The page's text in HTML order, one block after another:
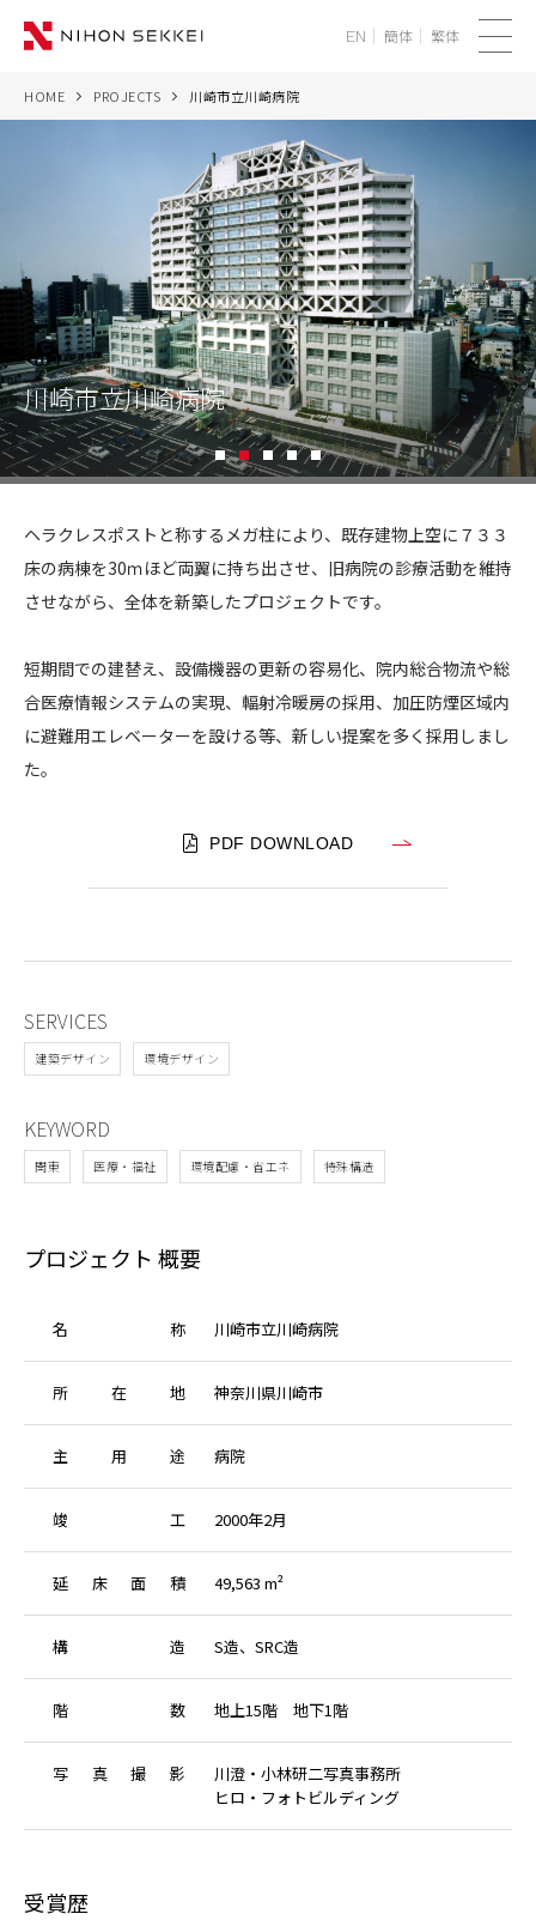
ュ
THINK
NEWS
CORPORATE
RECRUIT
CONTACT
EN 簡体 繁体
HOME PROJECTS 川崎市立川崎病院
川崎市立川崎病院
1 2 3 4 5
ヘラクレスポストと称するメガ柱により、既存建物上空に７３３
床の病棟を30ｍほど両翼に持ち出させ、旧病院の診療活動を維持
させながら、全体を新築したプロジェクトです。
短期間での建替え、設備機器の更新の容易化、院内総合物流や総
合医療情報システムの実現、輻射冷暖房の採用、加圧防煙区域内
に避難用エレベーターを設ける等、新しい提案を多く採用しまし
た。
PDF DOWNLOAD
SERVICES
建築デザイン 環境デザイン
KEYWORD
関東 医療・福祉 環境配慮・省エネ 特殊構造
プロジェクト 概要
名 称 川崎市立川崎病院
所 在 地 神奈川県川崎市
主 用 途 病院
竣 工 2000年2月
延 床 面 積 49,563 m²
構 造 S造、SRC造
階 数 地上15階 地下1階
写 真 撮 影
川澄・小林研二写真事務所
ヒロ・フォトビルディング
受賞歴